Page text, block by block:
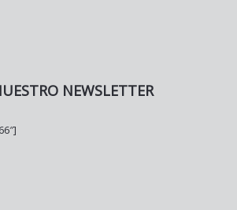
NEWSLETTER